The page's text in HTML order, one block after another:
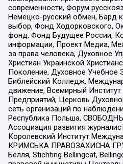
современности, Форум
Немецко-русский обмен, Бард
выбор, Фонд Ходорковского,
фонд, Фонд Будущее России,
информации, Проект Медиа,
за права человека, Духовное
Христиан Украинской
Поколение, Духовное
Библейский Колледж,
движение, Всемирный Институт
Предприятий, Церковь
сеть организаций по
Республика Польша,
Ассоциация развития
Королевский Институт
КРИМСЬКА ПРАВОЗАХИСНА
Бёлля, Stichting Bellingcat,